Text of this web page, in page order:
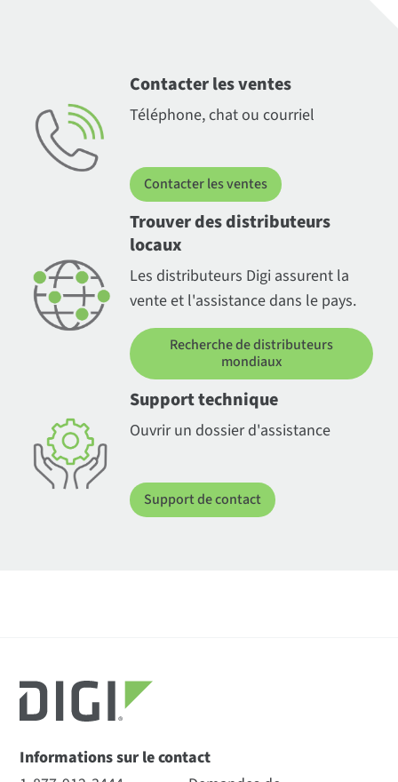
Contacter les ventes
Téléphone, chat ou courriel
Contacter les ventes
Trouver des distributeurs
locaux
Les distributeurs Digi assurent la
vente et l'assistance dans le pays.
Recherche de distributeurs
mondiaux
Support technique
Ouvrir un dossier d'assistance
Support de contact
Informations sur le contact